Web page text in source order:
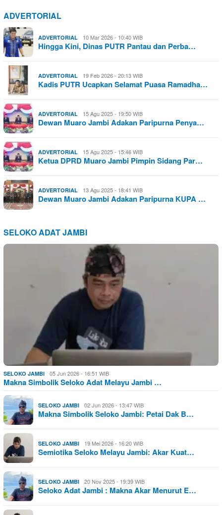
ADVERTORIAL
ADVERTORIAL 10 Mar 2026 - 10:40 WIB
Hingga Kini, Dinas PUTR Pantau dan Perba…
ADVERTORIAL 19 Feb 2026 - 20:13 WIB
Kadis PUTR Ucapkan Selamat Puasa Ramadha…
ADVERTORIAL 15 Agu 2025 - 19:50 WIB
Dewan Muaro Jambi Adakan Paripurna Penya…
ADVERTORIAL 15 Agu 2025 - 15:46 WIB
Ketua DPRD Muaro Jambi Pimpin Sidang Par…
ADVERTORIAL 13 Agu 2025 - 18:41 WIB
Dewan Muaro Jambi Adakan Paripurna KUPA …
SELOKO ADAT JAMBI
SELOKO JAMBI 05 Jun 2026 - 16:51 WIB
Makna Simbolik Seloko Adat Melayu Jambi …
SELOKO JAMBI 02 Jun 2026 - 13:47 WIB
Makna Simbolik Seloko Jambi: Petai Dak B…
SELOKO JAMBI 19 Mei 2026 - 16:20 WIB
Semiotika Seloko Melayu Jambi: Akar Kuat…
SELOKO JAMBI 20 Nov 2025 - 19:39 WIB
Seloko Adat Jambi : Makna Akar Menurut E…